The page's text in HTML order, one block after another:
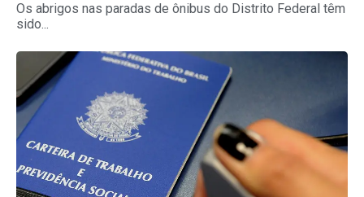
Os abrigos nas paradas de ônibus do Distrito Federal têm
sido...